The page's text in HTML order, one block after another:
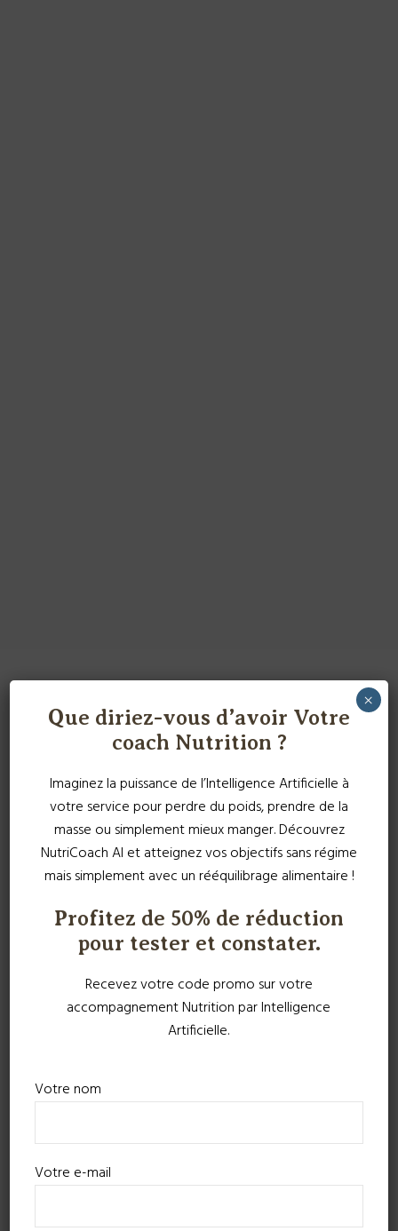
Que diriez-vous d’avoir Votre
coach Nutrition ?
Imaginez la puissance de l’Intelligence Artificielle à
votre service pour perdre du poids, prendre de la
masse ou simplement mieux manger. Découvrez
NutriCoach AI et atteignez vos objectifs sans régime
mais simplement avec un rééquilibrage alimentaire !
Profitez de 50% de réduction
pour tester et constater.
Recevez votre code promo sur votre
accompagnement Nutrition par Intelligence
Artificielle.
Votre nom
Votre e-mail
×